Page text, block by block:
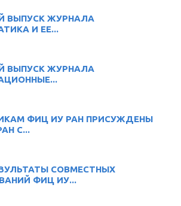
ВЫПУСК ЖУРНАЛА
И ЕЕ...
ВЫПУСК ЖУРНАЛА
ФИЦ ИУ РАН ПРИСУЖДЕНЫ
С...
СОВМЕСТНЫХ
ФИЦ ИУ...